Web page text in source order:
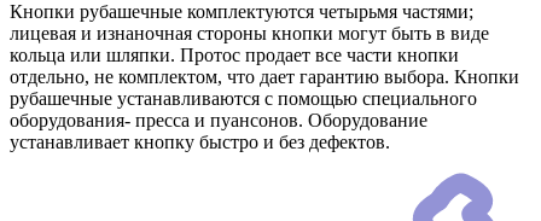
Кнопки рубашечные комплектуются четырьмя частями;
лицевая и изнаночная стороны кнопки могут быть в виде
кольца или шляпки. Протос продает все части кнопки
отдельно, не комплектом, что дает гарантию выбора. Кнопки
рубашечные устанавливаются с помощью специального
оборудования- пресса и пуансонов. Оборудование
устанавливает кнопку быстро и без дефектов.